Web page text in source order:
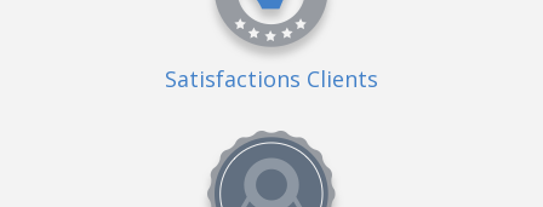
Satisfactions Clients